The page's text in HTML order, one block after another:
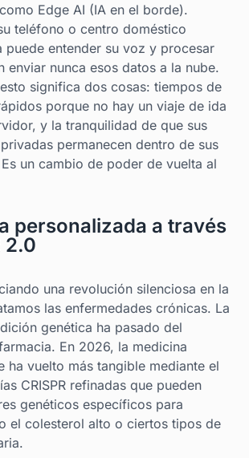
Edge AI (IA en el borde).
teléfono o centro doméstico
puede entender su voz y procesar
enviar nunca esos datos a la nube.
significa dos cosas: tiempos de
porque no hay un viaje de ida
y la tranquilidad de que sus
permanecen dentro de sus
un cambio de poder de vuelta al
personalizada a través
2.0
una revolución silenciosa en la
las enfermedades crónicas. La
genética ha pasado del
En 2026, la medicina
ha vuelto más tangible mediante el
CRISPR refinadas que pueden
genéticos específicos para
el colesterol alto o ciertos tipos de